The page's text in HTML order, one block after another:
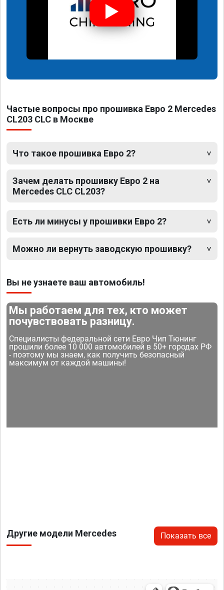
Частые вопросы про прошивка Евро 2 Mercedes
CL203 CLC в Москве
Что такое прошивка Евро 2?
Зачем делать прошивку Евро 2 на
Mercedes CLC CL203?
Есть ли минусы у прошивки Евро 2?
Можно ли вернуть заводскую прошивку?
Вы не узнаете ваш автомобиль!
Мы работаем для тех, кто может
почувствовать разницу.
Специалисты федеральной сети Евро Чип Тюнинг
прошили более 10 000 автомобилей в 50+ городах РФ
- поэтому мы знаем, как получить безопасный
максимум от каждой машины!
Другие модели Mercedes Показать все